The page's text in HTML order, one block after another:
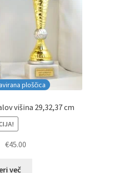
ploščica
višina 29,32,37 cm
Izvirna
je
€45.00
več